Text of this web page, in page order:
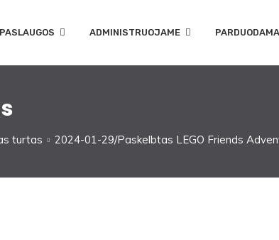
PASLAUGOS ADMINISTRUOJAME
turtas 2024-01-29/Paskelbtas LEGO Friends